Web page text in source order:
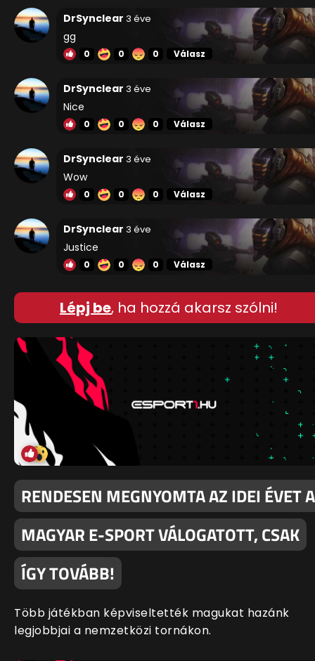
DrSynclear 3 éve
gg
0 0 0 Válasz
DrSynclear 3 éve
Nice
0 0 0 Válasz
DrSynclear 3 éve
Wow
0 0 0 Válasz
DrSynclear 3 éve
Justice
0 0 0 Válasz
Lépj be, ha hozzá akarsz szólni!
RENDESEN MEGNYOMTA AZ IDEI ÉVET A
MAGYAR E-SPORT VÁLOGATOTT, CSAK
ÍGY TOVÁBB!
Több játékban képviseltették magukat hazánk
legjobbjai a nemzetközi tornákon.